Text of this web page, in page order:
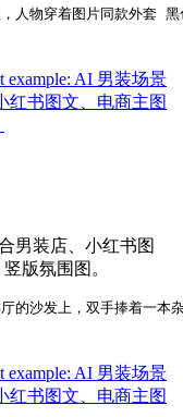
人物穿着图片同款外套
男装店、小红书图
版氛围图。
的沙发上，双手捧着一